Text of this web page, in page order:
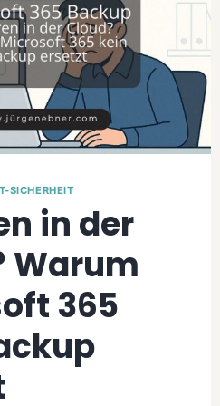
SICHERHEIT
in der
Warum
365